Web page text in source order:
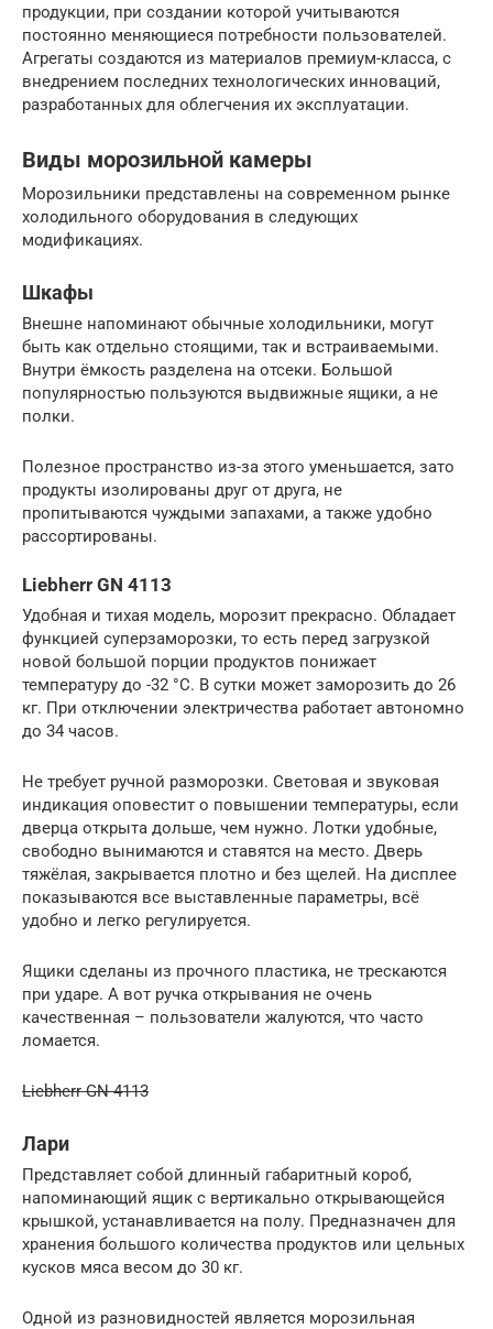
продукции, при создании которой учитываются
постоянно меняющиеся потребности пользователей.
Агрегаты создаются из материалов премиум-класса, с
внедрением последних технологических инноваций,
разработанных для облегчения их эксплуатации.
Виды морозильной камеры
Морозильники представлены на современном рынке
холодильного оборудования в следующих
модификациях.
Шкафы
Внешне напоминают обычные холодильники, могут
быть как отдельно стоящими, так и встраиваемыми.
Внутри ёмкость разделена на отсеки. Большой
популярностью пользуются выдвижные ящики, а не
полки.
Полезное пространство из-за этого уменьшается, зато
продукты изолированы друг от друга, не
пропитываются чуждыми запахами, а также удобно
рассортированы.
Liebherr GN 4113
Удобная и тихая модель, морозит прекрасно. Обладает
функцией суперзаморозки, то есть перед загрузкой
новой большой порции продуктов понижает
температуру до -32 °С. В сутки может заморозить до 26
кг. При отключении электричества работает автономно
до 34 часов.
Не требует ручной разморозки. Световая и звуковая
индикация оповестит о повышении температуры, если
дверца открыта дольше, чем нужно. Лотки удобные,
свободно вынимаются и ставятся на место. Дверь
тяжёлая, закрывается плотно и без щелей. На дисплее
показываются все выставленные параметры, всё
удобно и легко регулируется.
Ящики сделаны из прочного пластика, не трескаются
при ударе. А вот ручка открывания не очень
качественная – пользователи жалуются, что часто
ломается.
Liebherr GN 4113
Лари
Представляет собой длинный габаритный короб,
напоминающий ящик с вертикально открывающейся
крышкой, устанавливается на полу. Предназначен для
хранения большого количества продуктов или цельных
кусков мяса весом до 30 кг.
Одной из разновидностей является морозильная